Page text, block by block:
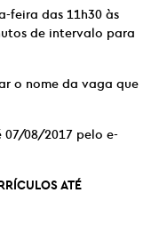
feira das 11h30 às
de intervalo para
o nome da vaga que
07/08/2017 pelo e-
ATÉ